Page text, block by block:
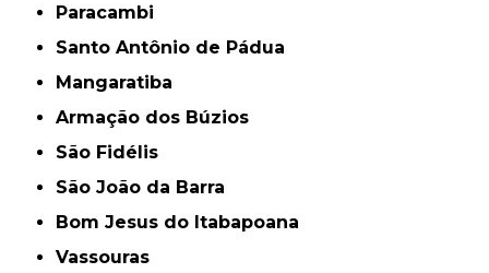
Paracambi
Santo Antônio de Pádua
Mangaratiba
Armação dos Búzios
São Fidélis
São João da Barra
Bom Jesus do Itabapoana
Vassouras